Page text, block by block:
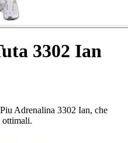
3302 Ian
Adrenalina 3302 Ian, che
ottimali.